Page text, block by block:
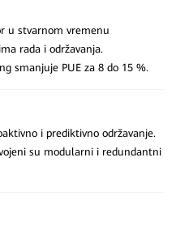
u stvarnom vremenu
rada i održavanja.
smanjuje PUE za 8 do 15 %.
i prediktivno održavanje.
su modularni i redundantni